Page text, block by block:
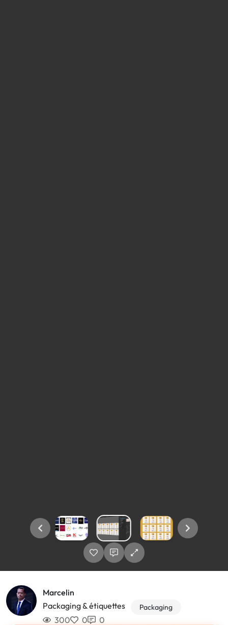
Marcelin
Packaging & étiquettes
Packaging
300 0
0